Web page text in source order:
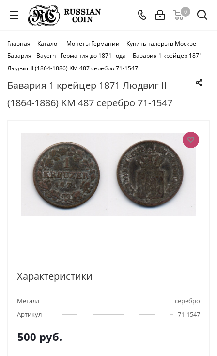
0
Главная - Каталог - Монеты Германии - Купить талеры в Москве -
Бавария - Bayern - Германия до 1871 года - Бавария 1 крейцер 1871
Людвиг II (1864-1886) KM 487 серебро 71-1547
Бавария 1 крейцер 1871 Людвиг II
(1864-1886) KM 487 серебро 71-1547
Характеристики
Металл
серебро
Артикул
71-1547
500 руб.